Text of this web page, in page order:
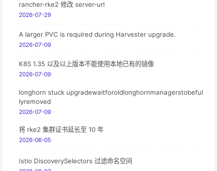
rancher-rke2 修改 server-url
2026-07-29
A larger PVC is required during Harvester upgrade.
2026-07-09
K8S 1.35 以及以上版本不能使用本地已有的镜像
2026-07-09
longhorn stuck upgradewaitforoldlonghornmanagerstobeful
lyremoved
2026-07-09
将 rke2 集群证书延长至 10 年
2026-06-05
Istio DiscoverySelectors 过滤命名空间